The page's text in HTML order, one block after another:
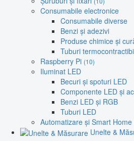
Consumabile electronice
Consumabile diverse
Benzi și adezivi
Produse chimice și
Tuburi
Raspberry Pi (10)
Iluminat LED
Becuri și spoturi LED
Componente LED și
Benzi LED și RGB
Tuburi LED
Automatizare și Smart Home
Unelte &